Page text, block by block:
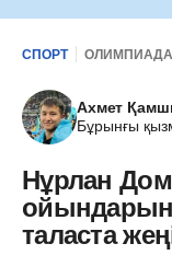
СПОРТ ОЛИМПИАДА
Ахмет
Бұрынғы
Нұрлан
таласта